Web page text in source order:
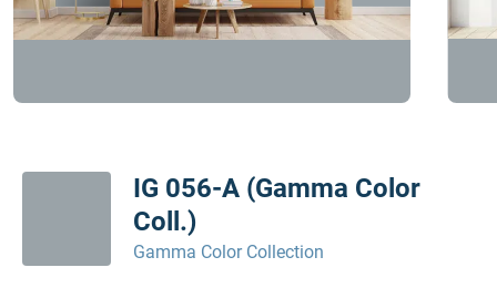
IG 056-A (Gamma Color
Coll.)
Gamma Color Collection